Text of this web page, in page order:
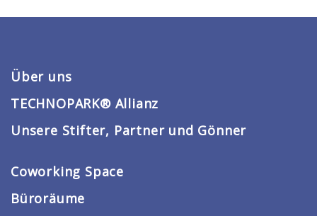
Über uns
TECHNOPARK® Allianz
Unsere Stifter, Partner und Gönner
Coworking Space
Büroräume